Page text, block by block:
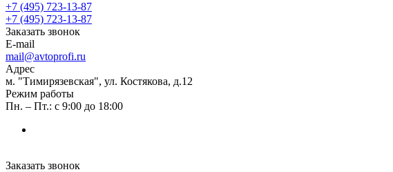
+7 (495) 723-13-87
+7 (495) 723-13-87
Заказать звонок
E-mail
mail@avtoprofi.ru
Адрес
м. "Тимирязевская", ул. Костякова, д.12
Режим работы
Пн. – Пт.: с 9:00 до 18:00
Заказать звонок